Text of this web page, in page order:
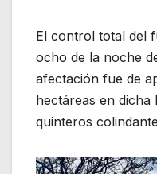
El control total del
ocho de la noche
afectación fue de
hectáreas en dicha
quinteros